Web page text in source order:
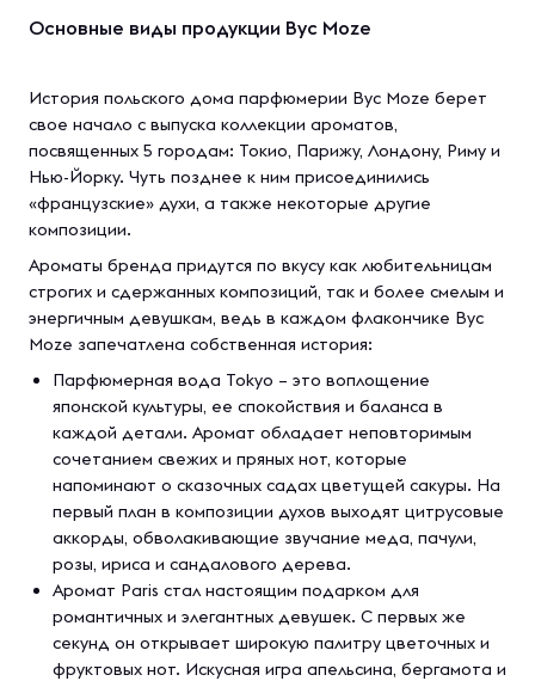
Основные виды продукции Byc Moze
История польского дома парфюмерии Byc Moze берет
свое начало с выпуска коллекции ароматов,
посвященных 5 городам: Токио, Парижу, Лондону, Риму и
Нью-Йорку. Чуть позднее к ним присоединились
«французские» духи, а также некоторые другие
композиции.
Ароматы бренда придутся по вкусу как любительницам
строгих и сдержанных композиций, так и более смелым и
энергичным девушкам, ведь в каждом флакончике Byc
Moze запечатлена собственная история:
Парфюмерная вода Tokyo – это воплощение
японской культуры, ее спокойствия и баланса в
каждой детали. Аромат обладает неповторимым
сочетанием свежих и пряных нот, которые
напоминают о сказочных садах цветущей сакуры. На
первый план в композиции духов выходят цитрусовые
аккорды, обволакивающие звучание меда, пачули,
розы, ириса и сандалового дерева.
Аромат Paris стал настоящим подарком для
романтичных и элегантных девушек. С первых же
секунд он открывает широкую палитру цветочных и
фруктовых нот. Искусная игра апельсина, бергамота и